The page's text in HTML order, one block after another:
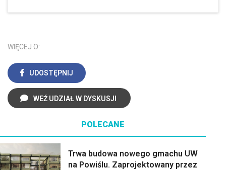
WIĘCEJ O:
UDOSTĘPNIJ
WEŹ UDZIAŁ W DYSKUSJI
POLECANE
Trwa budowa nowego gmachu UW
na Powiślu. Zaprojektowany przez